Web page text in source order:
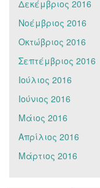
Δεκέμβριος 2016
Νοέμβριος 2016
Οκτώβριος 2016
Σεπτέμβριος 2016
Ιούλιος 2016
Ιούνιος 2016
Μάιος 2016
Απρίλιος 2016
Μάρτιος 2016